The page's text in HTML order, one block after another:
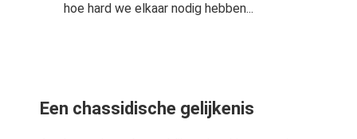
hoe hard we elkaar nodig hebben...
Een chassidische gelijkenis